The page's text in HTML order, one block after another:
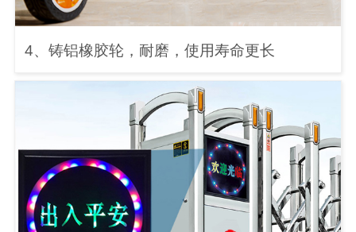
4、铸铝橡胶轮，耐磨，使用寿命更长